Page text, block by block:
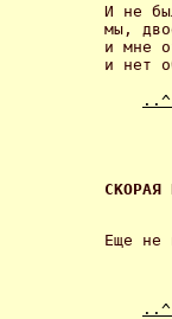
И не
мы,
и мне
и нет
СКОРАЯ
Еще не